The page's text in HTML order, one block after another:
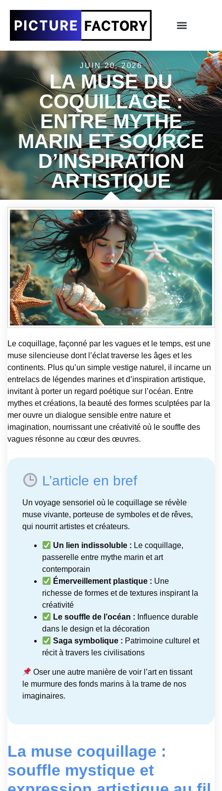
JUIN 20, 2026
LA MUSE DU
COQUILLAGE :
ENTRE MYTHE
MARIN ET SOURCE
D’INSPIRATION
ARTISTIQUE
Le coquillage, façonné par les vagues et le temps, est une
muse silencieuse dont l’éclat traverse les âges et les
continents. Plus qu’un simple vestige naturel, il incarne un
entrelacs de légendes marines et d’inspiration artistique,
invitant à porter un regard poétique sur l’océan. Entre
mythes et créations, la beauté des formes sculptées par la
mer ouvre un dialogue sensible entre nature et
imagination, nourrissant une créativité où le souffle des
vagues résonne au cœur des œuvres.
L’article en bref
Un voyage sensoriel où le coquillage se révèle
muse vivante, porteuse de symboles et de rêves,
qui nourrit artistes et créateurs.
Un lien indissoluble : Le coquillage,
passerelle entre mythe marin et art
contemporain
Émerveillement plastique : Une
richesse de formes et de textures inspirant la
créativité
Le souffle de l’océan : Influence durable
dans le design et la décoration
Saga symbolique : Patrimoine culturel et
récit à travers les civilisations
Oser une autre manière de voir l’art en tissant
le murmure des fonds marins à la trame de nos
imaginaires.
La muse coquillage :
souffle mystique et